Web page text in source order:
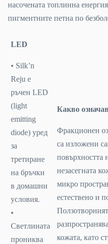
насочената топлинна
пигментните петна по
LED
• Silk’n
Reju е
ръчен LED
(light
emitting
diode) уред
за
третиране
на бръчки
в домашни
условия.
•
Светлината
прониква
Какво
Фракционен
са изложени
повърхността
незасегната
микро
естествено и
кожата, като